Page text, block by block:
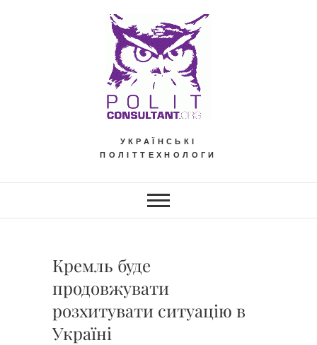
УКРАЇНСЬКІ
ПОЛІТТЕХНОЛОГИ
Кремль буде
продовжувати
розхитувати ситуацію в
Україні